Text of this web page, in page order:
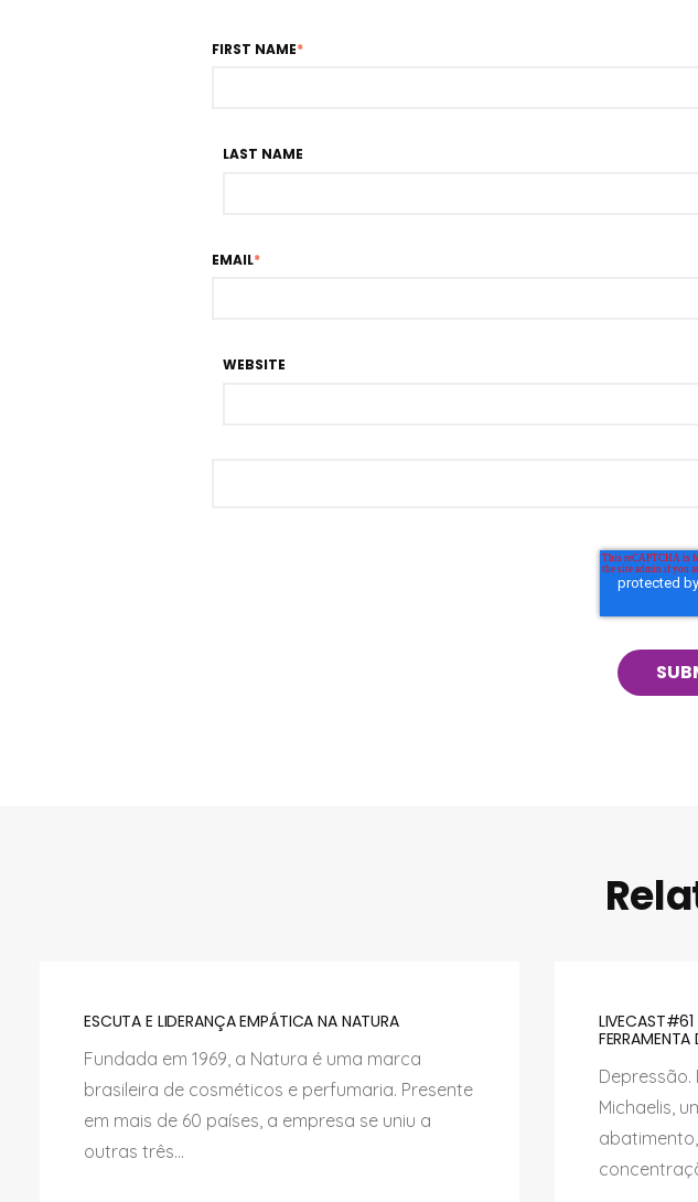
FIRST NAME*
LAST NAME
EMAIL*
WEBSITE
ESCUTA E LIDERANÇA EMPÁTICA NA NATURA
Fundada em 1969, a Natura é uma marca
brasileira de cosméticos e perfumaria. Presente
em mais de 60 países, a empresa se uniu a
outras três...
Michaelis,